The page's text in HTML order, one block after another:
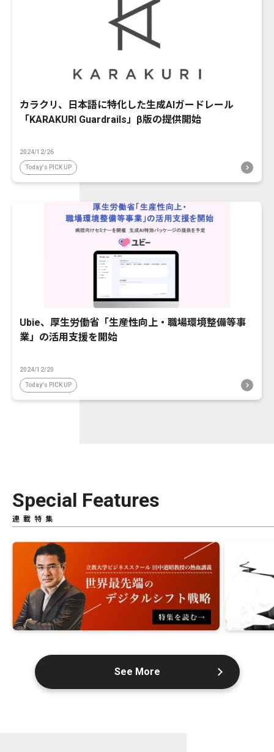
カラクリ、日本語に特化した生成AIガードレール
「KARAKURI Guardrails」β版の提供開始
2024/12/26
Today's PICK UP
Ubie、厚生労働省「生産性向上・職場環境整備等事
業」の活用支援を開始
2024/12/20
Today's PICK UP
Special Features
連載特集
See More